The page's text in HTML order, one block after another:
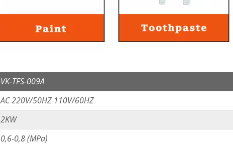
VK-TFS-009A
AC 220V/50HZ 110V/60HZ
2KW
0,6-0,8 (MPa)